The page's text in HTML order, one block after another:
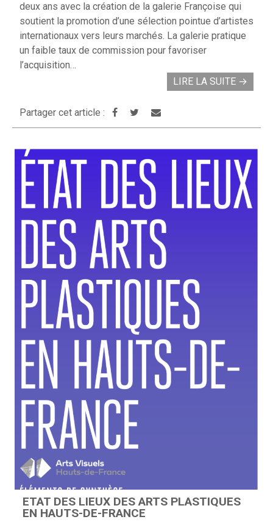
deux ans avec la création de la galerie Françoise qui
soutient la promotion d’une sélection pointue d’artistes
internationaux vers leurs marchés. La galerie pratique
un faible taux de commission pour favoriser
l’acquisition…
LIRE LA SUITE →
Partager cet article :
ETAT DES LIEUX DES ARTS PLASTIQUES
EN HAUTS-DE-FRANCE